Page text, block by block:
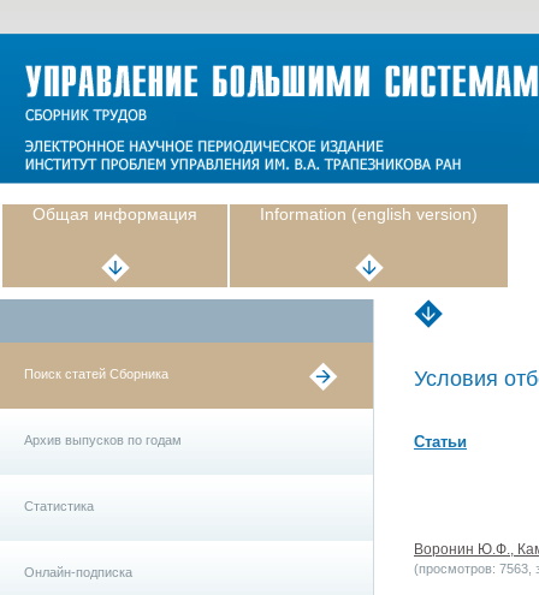
Общая информация Information (english version)
Поиск статей Сборника
Архив выпусков по годам
Статистика
Онлайн-подписка
Условия
Статьи
Воронин Ю.Ф.,
(просмотров: 7563,